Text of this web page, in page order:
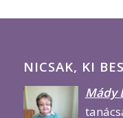
NICSAK, KI
Mády